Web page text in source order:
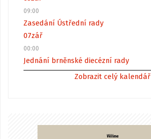
09:00
Zasedání Ústřední rady
07zář
00:00
Jednání brněnské diecézní rady
Zobrazit celý kalendář